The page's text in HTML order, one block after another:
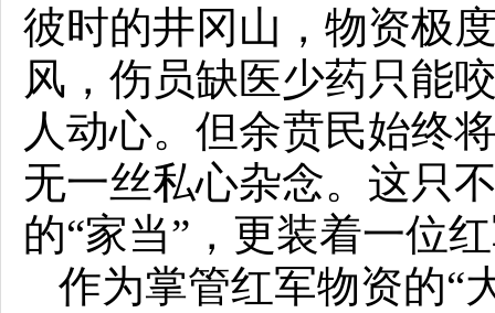
彼时的井冈山，物资极
风，伤员缺医少药只能
人动心。但余贲民始终
无一丝私心杂念。这只
的“家当”，更装着一位
作为掌管红军物资的“